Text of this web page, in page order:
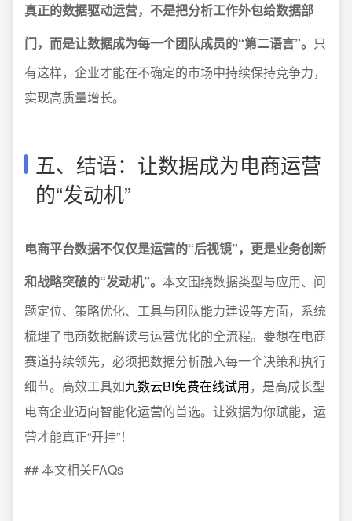
真正的数据驱动运营，不是把分析工作外包给数据部
门，而是让数据成为每一个团队成员的“第二语言”。 只
有这样，企业才能在不确定的市场中持续保持竞争力，
实现高质量增长。
五、结语：让数据成为电商运营
的“发动机”
电商平台数据不仅仅是运营的“后视镜”，更是业务创新
和战略突破的“发动机”。 本文围绕数据类型与应用、问
题定位、策略优化、工具与团队能力建设等方面，系统
梳理了电商数据解读与运营优化的全流程。要想在电商
赛道持续领先，必须把数据分析融入每一个决策和执行
细节。高效工具如九数云BI免费在线试用，是高成长型
电商企业迈向智能化运营的首选。让数据为你赋能，运
营才能真正“开挂”！
## 本文相关FAQs